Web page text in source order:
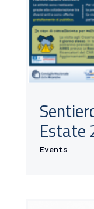
Estate
Events